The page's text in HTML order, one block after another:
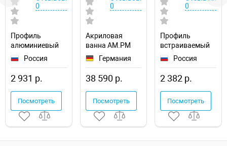
0
Профиль
алюминиевый
Arlight ARH-
LINE-EDGE-2000
ANOD 023894
Россия
2 931 р.
Посмотреть
0
Акриловая
ванна AM.PM
Func 170х70
W84A-170-070W-
A
Германия
38 590 р.
Посмотреть
0
Профиль
встраиваемый
Arlight MIC
Россия
2 382 р.
Посмотреть